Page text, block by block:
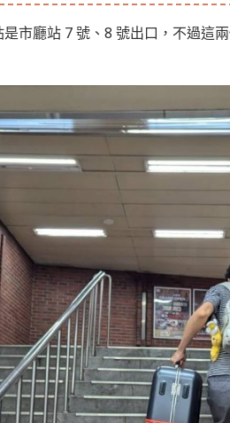
市廳站 7 號、8 號出口，不過這